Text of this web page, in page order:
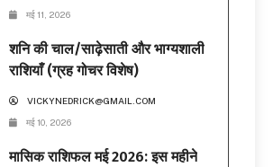
मई 11, 2026
शनि की चाल/साढ़ेसाती और भाग्यशाली
राशियाँ (ग्रह गोचर विशेष)
VICKYNEDRICK@GMAIL.COM
मई 10, 2026
मासिक राशिफल मई 2026: इस महीने